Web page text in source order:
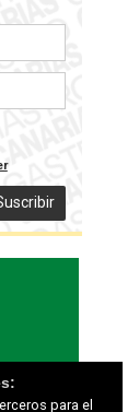
para el